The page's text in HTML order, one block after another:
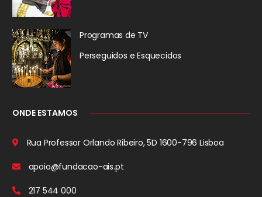
Programas de TV
Perseguidos e Esquecidos
ONDE ESTAMOS
Rua Professor Orlando Ribeiro, 5D 1600-796 Lisboa
apoio@fundacao-ais.pt
217 544 000